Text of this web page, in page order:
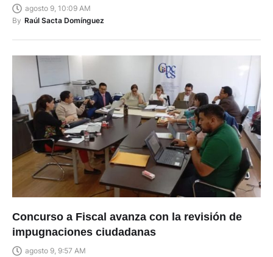
agosto 9, 10:09 AM
By Raúl Sacta Domínguez
Concurso a Fiscal avanza con la revisión de
impugnaciones ciudadanas
agosto 9, 9:57 AM